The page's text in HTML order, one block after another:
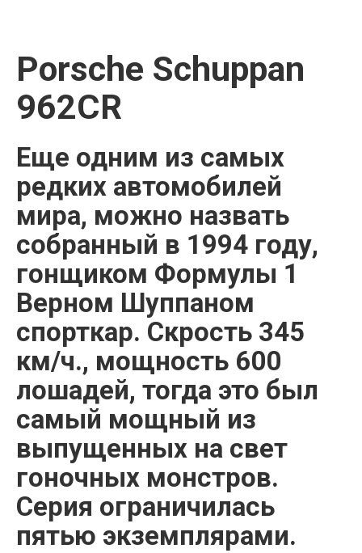
Porsche Schuppan
962CR
Еще одним из самых
редких автомобилей
мира, можно назвать
собранный в 1994 году,
гонщиком Формулы 1
Верном Шуппаном
спорткар. Скрость 345
км/ч., мощность 600
лошадей, тогда это был
самый мощный из
выпущенных на свет
гоночных монстров.
Серия ограничилась
пятью экземплярами.